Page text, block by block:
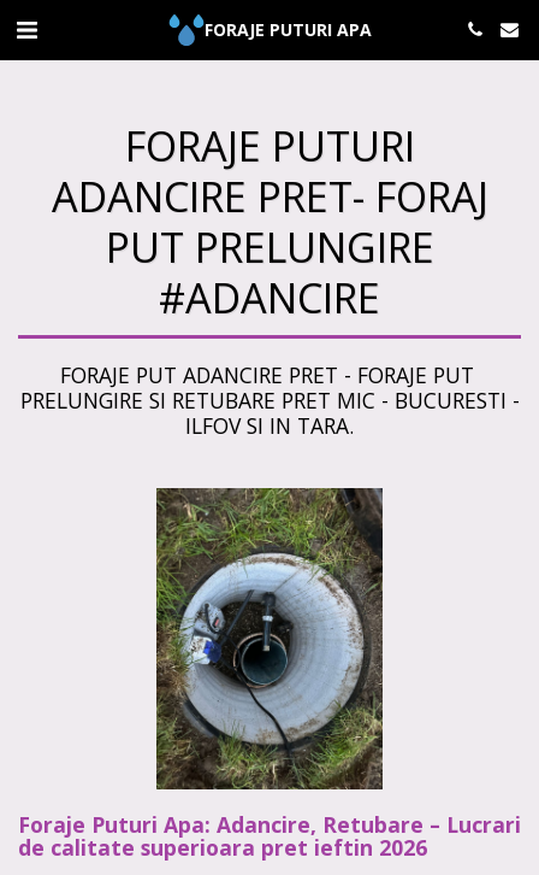
FORAJE PUTURI APA
FORAJE PUTURI
ADANCIRE PRET- FORAJ
PUT PRELUNGIRE
#ADANCIRE
FORAJE PUT ADANCIRE PRET - FORAJE PUT
PRELUNGIRE SI RETUBARE PRET MIC - BUCURESTI -
ILFOV SI IN TARA.
Foraje Puturi Apa: Adancire, Retubare – Lucrari
de calitate superioara pret ieftin 2026